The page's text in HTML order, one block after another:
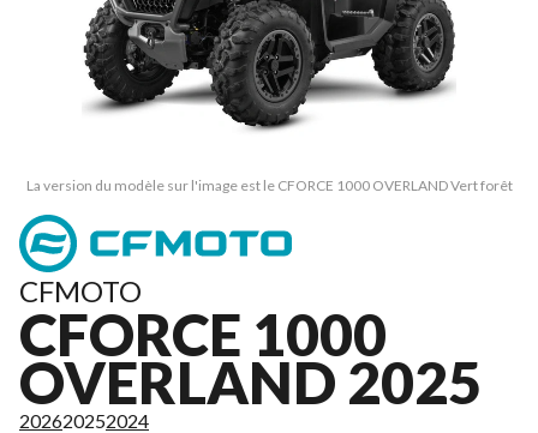
La version du modèle sur l'image est le CFORCE 1000 OVERLAND Vert forêt
CFMOTO
CFORCE 1000
OVERLAND 2025
202620252024